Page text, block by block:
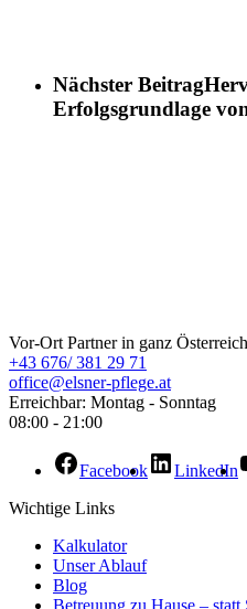
Nächster Beitrag
Erfolgsgrundlage
Vor-Ort Partner in ganz Österreich
+43 676/ 381 29 71
office@elsner-pflege.at
Erreichbar: Montag - Sonntag
08:00 - 21:00
Facebook LinkedIn
Wichtige Links
Kalkulator
Unser Ablauf
Blog
Betreuung zu Hause –